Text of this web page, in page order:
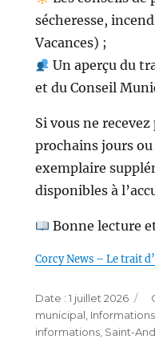
sécheresse,
Vacances) ;
Un aperçu du
et du Conseil
Si vous ne
prochains jours
exemplaire
disponibles à
Bonne lecture
Corcy News – Le trait
Publié
le
1 juillet 2026
municipal Informations,
informations, Saint-